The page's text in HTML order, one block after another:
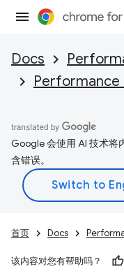
Docs
Performance
Google 会使用 AI 技术将
含错误。
首页 Docs
该内容对您有帮助吗？